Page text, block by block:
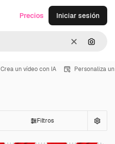
Borrar
Precios Iniciar sesión
Crea un vídeo con IA Personaliza
Filtros